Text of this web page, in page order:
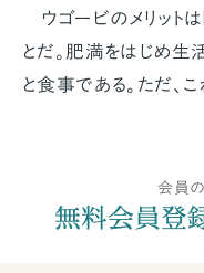
ウゴービのメリット
とだ。肥満をはじめ
と食事である。ただ
会員
無料会員登